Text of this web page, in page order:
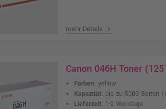
mehr Details chevron_right
Canon 046H Toner
Farben: yellow
Kapazität: bis zu 5000 Seiten
Lieferzeit: 1-2 Werktage